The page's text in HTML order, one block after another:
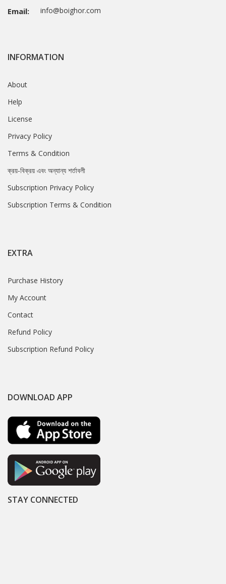
Email: info@boighor.com
INFORMATION
About
Help
License
Privacy Policy
Terms & Condition
ক্রয়-বিক্রয় এবং অন্যান্য শর্তাবলী
Subscription Privacy Policy
Subscription Terms & Condition
EXTRA
Purchase History
My Account
Contact
Refund Policy
Subscription Refund Policy
DOWNLOAD APP
STAY CONNECTED